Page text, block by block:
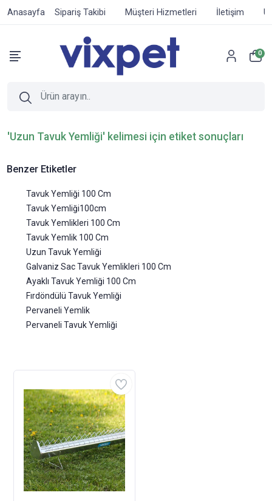
Anasayfa Sipariş Takibi Müşteri Hizmetleri İletişim
0
'Uzun Tavuk Yemliği' kelimesi için etiket sonuçları
Benzer Etiketler
Tavuk Yemliği 100 Cm
Tavuk Yemliği100cm
Tavuk Yemlikleri 100 Cm
Tavuk Yemlik 100 Cm
Uzun Tavuk Yemliği
Galvaniz Sac Tavuk Yemlikleri 100 Cm
Ayaklı Tavuk Yemliği 100 Cm
Fırdöndülü Tavuk Yemliği
Pervaneli Yemlik
Pervaneli Tavuk Yemliği